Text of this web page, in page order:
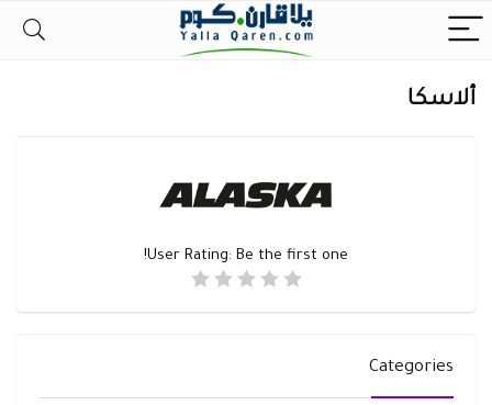
ألاسكا
User Rating: Be the first one!
Categories